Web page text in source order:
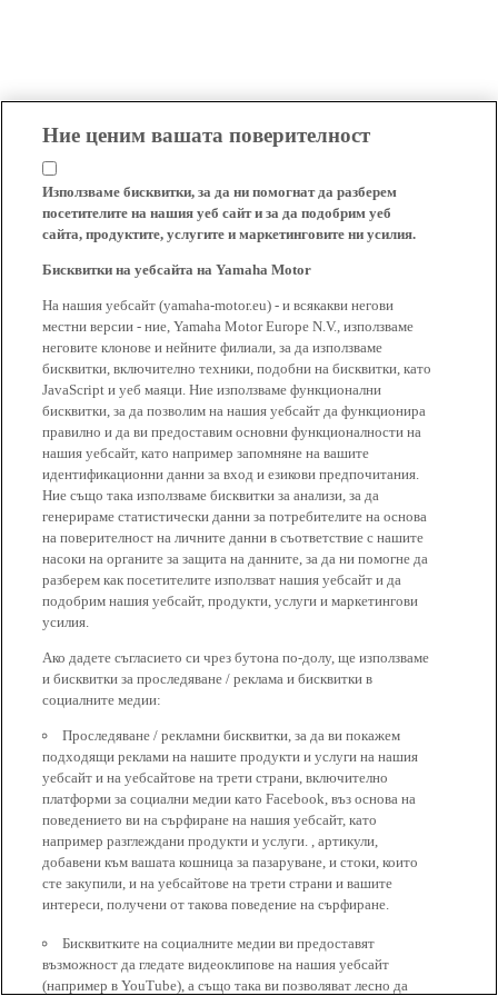
Ние ценим вашата поверителност
Използваме бисквитки, за да ни помогнат да разберем
посетителите на нашия уеб сайт и за да подобрим уеб
сайта, продуктите, услугите и маркетинговите ни усилия.
Бисквитки на уебсайта на Yamaha Motor
На нашия уебсайт (yamaha-motor.eu) - и всякакви негови
местни версии - ние, Yamaha Motor Europe N.V., използваме
неговите клонове и нейните филиали, за да използваме
бисквитки, включително техники, подобни на бисквитки, като
JavaScript и уеб маяци. Ние използваме функционални
бисквитки, за да позволим на нашия уебсайт да функционира
правилно и да ви предоставим основни функционалности на
нашия уебсайт, като например запомняне на вашите
идентификационни данни за вход и езикови предпочитания.
Ние също така използваме бисквитки за анализи, за да
генерираме статистически данни за потребителите на основа
на поверителност на личните данни в съответствие с нашите
насоки на органите за защита на данните, за да ни помогне да
разберем как посетителите използват нашия уебсайт и да
подобрим нашия уебсайт, продукти, услуги и маркетингови
усилия.
Ако дадете съгласието си чрез бутона по-долу, ще използваме
и бисквитки за проследяване / реклама и бисквитки в
социалните медии:
Проследяване / рекламни бисквитки, за да ви покажем
подходящи реклами на нашите продукти и услуги на нашия
уебсайт и на уебсайтове на трети страни, включително
платформи за социални медии като Facebook, въз основа на
поведението ви на сърфиране на нашия уебсайт, като
например разглеждани продукти и услуги. , артикули,
добавени към вашата кошница за пазаруване, и стоки, които
сте закупили, и на уебсайтове на трети страни и вашите
интереси, получени от такова поведение на сърфиране.
Бисквитките на социалните медии ви предоставят
възможност да гледате видеоклипове на нашия уебсайт
(например в YouTube), а също така ви позволяват лесно да